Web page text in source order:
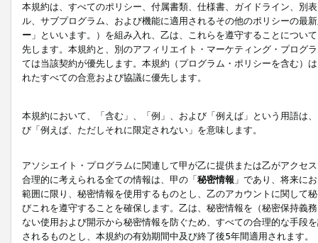
本規約は、すべてのポリシー、付属書類、仕様書、ガイドライン、別
ル、サブプログラム、および機能に適用されるその他のポリシーの最
ー 」といいます。）を組み入れ、乙は、これらを遵守することにつ
先します。本規約と、別のアフィリエイト・マーケティング・プログ
ては当該契約が優先します。本規約（プログラム・ポリシーを含む）
れたすべての合意および協議に優先します。
本規約において、「含む」、「例」、および「例えば」という用語は
び「例えば、ただしそれに限定されない」を意味します。
アソシエイト・プログラムに関連して甲が乙に提供または乙がアクセ
合理的に考えられる全ての情報は、甲の「秘密情報 」であり、将来に
範囲に限り、秘密情報を使用するものとし、乙のアカウントに関して
びこれを遵守することを確保します。乙は、秘密情報を（秘密保持義
ない使用および開示から秘密情報を防ぐため、すべての合理的な手段
されるものとし、本規約の有効期間中及び終了後5年間適用されます。